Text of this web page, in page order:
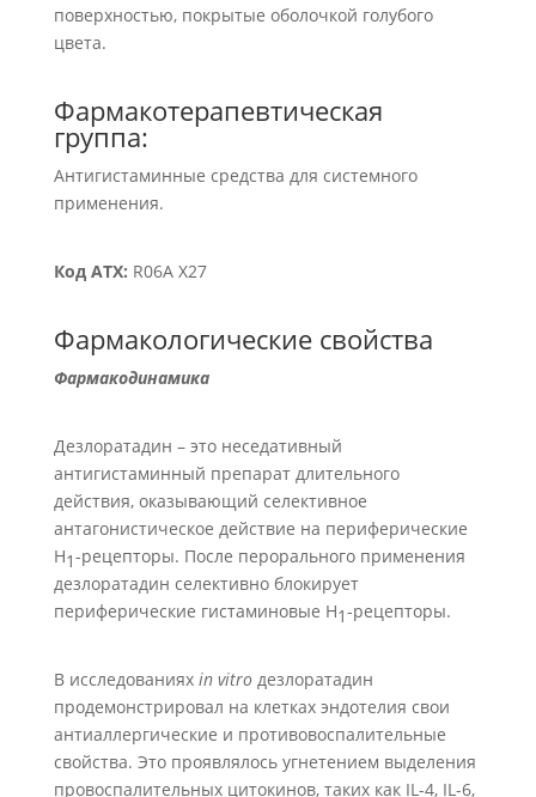
поверхностью, покрытые оболочкой голубого
цвета.
Фармакотерапевтичеcкая
группа:
Антигистаминные средства для системного
применения.
Код АТХ: R06А Х27
Фармакологические свойства
Фармакодинамика
Дезлоратадин – это неседативный
антигистаминный препарат длительного
действия, оказывающий селективное
антагонистическое действие на периферические
H1-рецепторы. После перорального применения
дезлоратадин селективно блокирует
периферические гистаминовые H1-рецепторы.
В исследованиях in vitroдезлоратадин
продемонстрировал на клетках эндотелия свои
антиаллергические и противовоспалительные
свойства. Это проявлялось угнетением выделения
провоспалительных цитокинов, таких как IL-4, IL-6,